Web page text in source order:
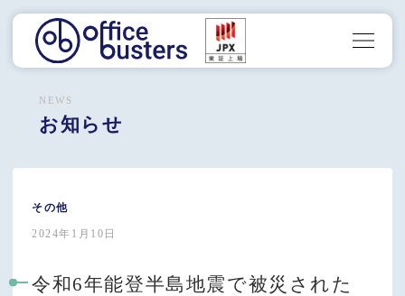
NEWS
お知らせ
その他
2024年1月10日
令和6年能登半島地震で被災された